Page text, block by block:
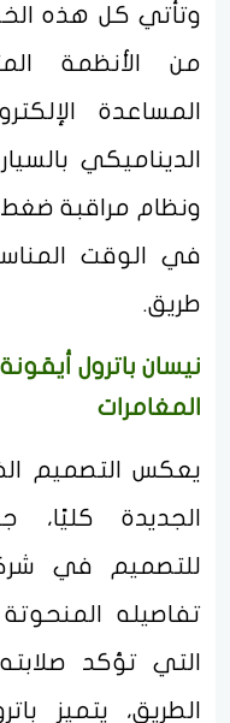
وتأتي كل هذه
من الأنظمة
المساعدة
الديناميكي
ونظام مراقبة ضغط
في الوقت
طريق.
نيسان باترول
المغامرات
يعكس التصميم
الجديدة كليًا،
للتصميم في
تفاصيله
التي تؤكد
الطريق، يتميز